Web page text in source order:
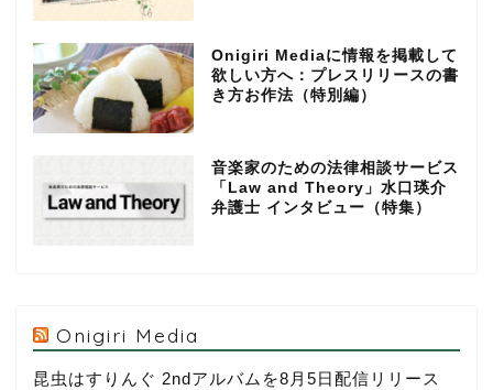
Onigiri Mediaに情報を掲載して
欲しい方へ：プレスリリースの書
き方お作法（特別編）
音楽家のための法律相談サービス
「Law and Theory」水口瑛介
弁護士 インタビュー（特集）
Onigiri Media
昆虫はすりんぐ 2ndアルバムを8月5日配信リリース